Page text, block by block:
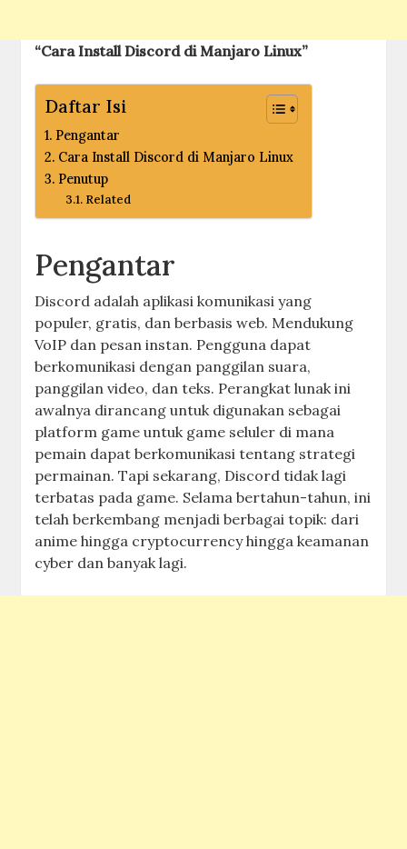
“Cara Install Discord di Manjaro Linux”
Daftar Isi
Pengantar
Cara Install Discord di Manjaro Linux
Penutup
Related
Pengantar
Discord adalah aplikasi komunikasi yang
populer, gratis, dan berbasis web. Mendukung
VoIP dan pesan instan. Pengguna dapat
berkomunikasi dengan panggilan suara,
panggilan video, dan teks. Perangkat lunak ini
awalnya dirancang untuk digunakan sebagai
platform game untuk game seluler di mana
pemain dapat berkomunikasi tentang strategi
permainan. Tapi sekarang, Discord tidak lagi
terbatas pada game. Selama bertahun-tahun, ini
telah berkembang menjadi berbagai topik: dari
anime hingga cryptocurrency hingga keamanan
cyber dan banyak lagi.